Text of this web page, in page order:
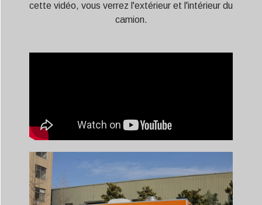
cette vidéo, vous verrez l'extérieur et l'intérieur du
camion.